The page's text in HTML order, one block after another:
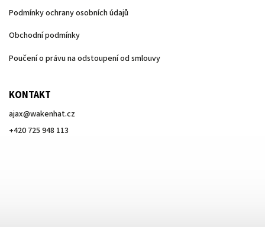
Podmínky ochrany osobních údajů
Obchodní podmínky
Poučení o právu na odstoupení od smlouvy
KONTAKT
ajax@wakenhat.cz
+420 725 948 113